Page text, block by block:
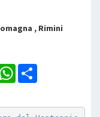
, Rimini
WhatsApp